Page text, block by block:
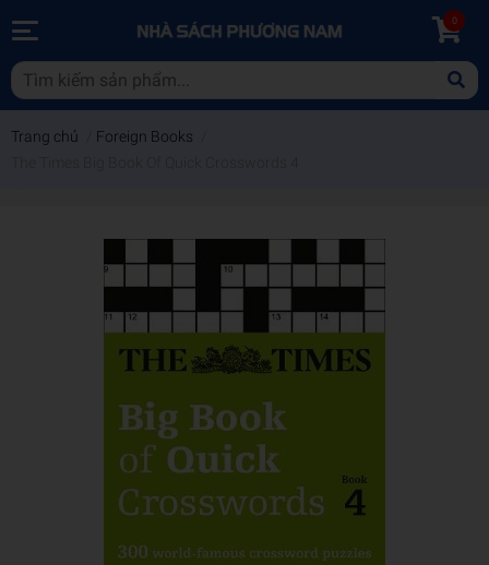
0
Trang chủ Foreign Books